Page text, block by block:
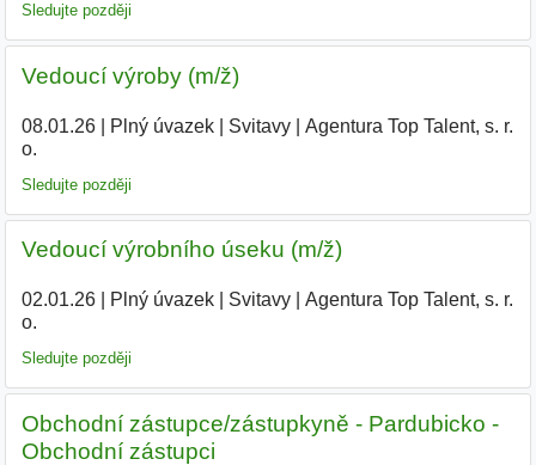
Sledujte později
Vedoucí výroby (m/ž)
08.01.26| Plný úvazek| Svitavy|
Agentura Top Talent, s. r.
o.
Sledujte později
Vedoucí výrobního úseku (m/ž)
02.01.26| Plný úvazek| Svitavy|
Agentura Top Talent, s. r.
o.
Sledujte později
Obchodní zástupce/zástupkyně - Pardubicko -
Obchodní zástupci